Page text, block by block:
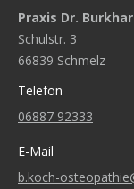
Praxis Dr.
Schulstr. 3
66839 Schmelz
Telefon
06887 92333
E-Mail
b.koch-